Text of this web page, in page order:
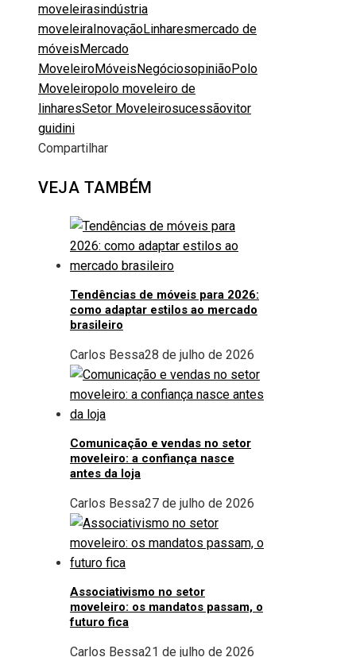
moveleirasindústria
moveleiraInovaçãoLinharesmercado de
móveisMercado
MoveleiroMóveisNegóciosopiniãoPolo
Moveleiropolo moveleiro de
linharesSetor Moveleirosucessãovitor
guidini
Compartilhar
VEJA TAMBÉM
Tendências de móveis para 2026:
como adaptar estilos ao mercado
brasileiro
Carlos Bessa28 de julho de 2026
Comunicação e vendas no setor
moveleiro: a confiança nasce
antes da loja
Carlos Bessa27 de julho de 2026
Associativismo no setor
moveleiro: os mandatos passam, o
futuro fica
Carlos Bessa21 de julho de 2026